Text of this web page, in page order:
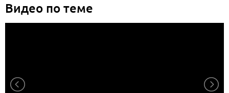
Видео по теме